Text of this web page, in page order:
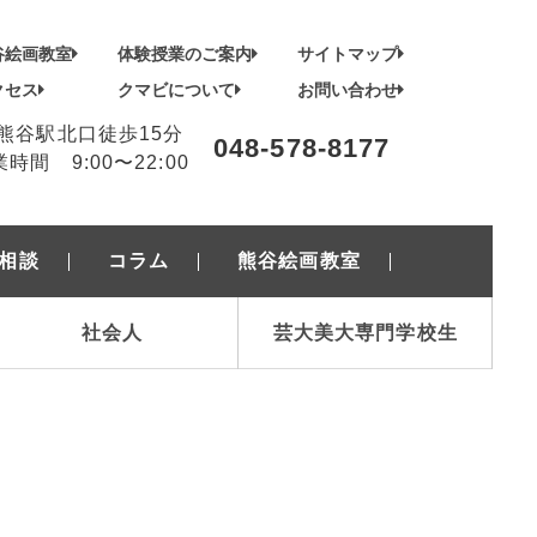
絵画教室 体験授業のご案内
サイトマップ
セス
クマビについて お問い合わせ
谷駅北口徒歩15分
時間 9:00〜22:00
048-578-8177
談 コラム 熊谷絵画教室
社会人 芸大美大専門学校生